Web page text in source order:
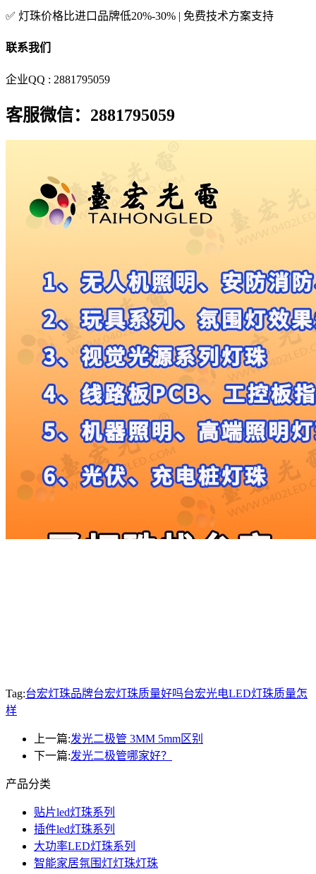
✅ 灯珠价格比进口品牌低20%-30% | 免费技术方案支持
联系我们
企业QQ : 2881795059
客服微信：2881795059
Tag:台宏灯珠品牌台宏灯珠质量好吗台宏光电LED灯珠质量怎
样
上一篇:发光二极管 3MM 5mm区别
下一篇:发光二极管哪家好？
产品分类
贴片led灯珠系列
插件led灯珠系列
大功率LED灯珠系列
智能家居氛围灯灯珠灯珠